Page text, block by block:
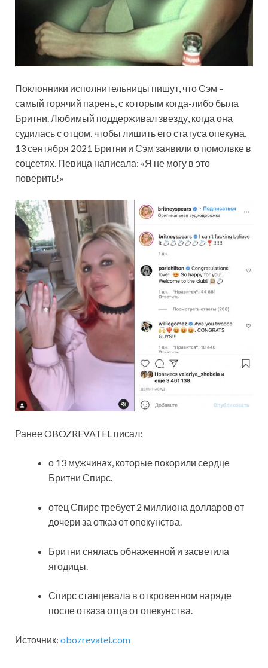
Поклонники исполнительницы пишут, что Сэм –
самый горячий парень, с которым когда-либо была
Бритни. Любимый поддерживал звезду, когда она
судилась с отцом, чтобы лишить его статуса опекуна.
13 сентября 2021 Бритни и Сэм заявили о помолвке в
соцсетях. Певица написала: «Я не могу в это
поверить!»
Ранее OBOZREVATEL писал:
о 13 мужчинах, которые покорили сердце
Бритни Спирс.
отец Спирс требует 2 миллиона долларов от
дочери за отказ от опекунства.
Бритни снялась обнаженной и засветила
ягодицы.
Спирс станцевала в откровенном наряде
после отказа отца от опекунства.
Источник: obozrevatel.com